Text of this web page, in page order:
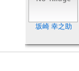
坂崎 幸之助